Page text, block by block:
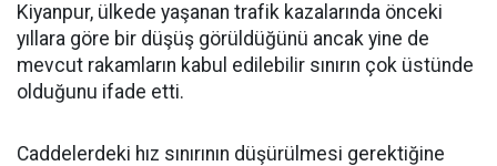
Kiyanpur, ülkede yaşanan trafik kazalarında önceki
yıllara göre bir düşüş görüldüğünü ancak yine de
mevcut rakamların kabul edilebilir sınırın çok üstünde
olduğunu ifade etti.
Caddelerdeki hız sınırının düşürülmesi gerektiğine